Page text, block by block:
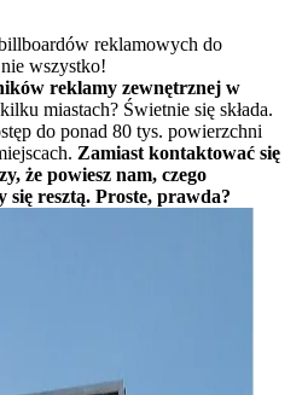
reklamowych do
wszystko!
reklamy zewnętrznej w
miastach? Świetnie się składa.
do ponad 80 tys. powierzchni
Zamiast kontaktować się
że powiesz nam, czego
się resztą. Proste, prawda?